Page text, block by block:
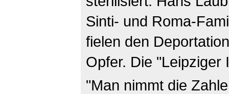
Sinti- und Roma-
fielen den
Opfer. Die "Leipziger
"Man nimmt die